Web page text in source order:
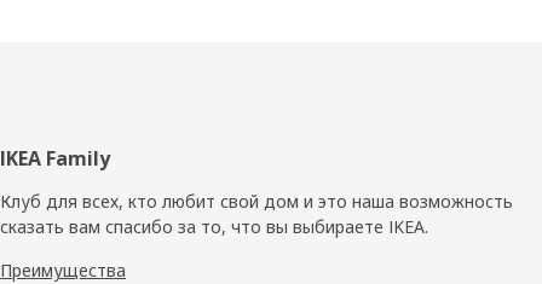
Нижний
колонтитул
IKEA Family
Клуб для всех, кто любит свой дом и это наша возможность
сказать вам спасибо за то, что вы выбираете IKEA.
Преимущества